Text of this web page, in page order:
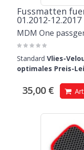
Fussmatten
01.2012-12.2017
MDM One
Standard Vlies-
optimales Preis-
35,00 €